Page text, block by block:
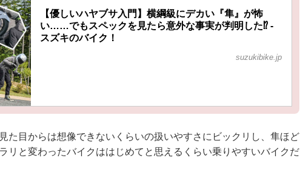
【優しいハヤブサ入門】横綱級にデカい『隼』が怖
い……でもスペックを見たら意外な事実が判明した⁉︎ -
スズキのバイク！
suzukibike.jp
た目からは想像できないくらいの扱いやすさにビックリし、隼ほど
リと変わったバイクははじめてと思えるくらい乗りやすいバイクだ